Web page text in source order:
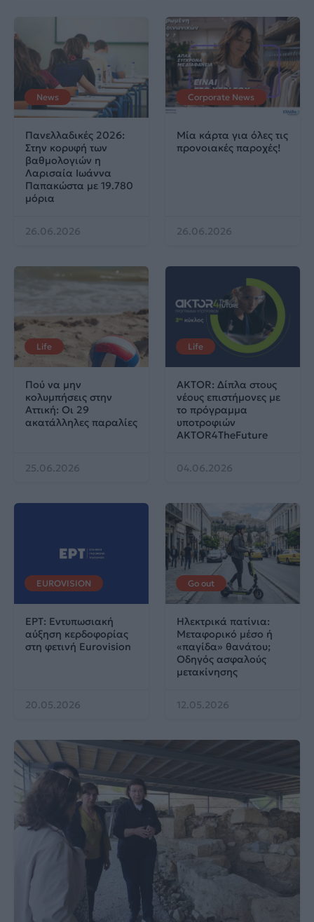
News
Πανελλαδικές 2026:
Στην κορυφή των
βαθμολογιών η
Λαρισαία Ιωάννα
Παπακώστα με 19.780
μόρια
26.06.2026
Corporate News
Μία κάρτα για όλες τις
προνοιακές παροχές!
26.06.2026
Life
Πού να μην
κολυμπήσεις στην
Αττική: Οι 29
ακατάλληλες παραλίες
25.06.2026
Life
AKTOR: Δίπλα στους
νέους επιστήμονες με
το πρόγραμμα
υποτροφιών
AKTOR4TheFuture
04.06.2026
EUROVISION
ΕΡΤ: Εντυπωσιακή
αύξηση κερδοφορίας
στη φετινή Eurovision
20.05.2026
Go out
Ηλεκτρικά πατίνια:
Μεταφορικό μέσο ή
«παγίδα» θανάτου;
Οδηγός ασφαλούς
μετακίνησης
12.05.2026